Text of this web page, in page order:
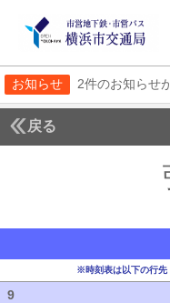
お知らせ 2件のお知らせ
戻る
※時刻表は以下の行先
9